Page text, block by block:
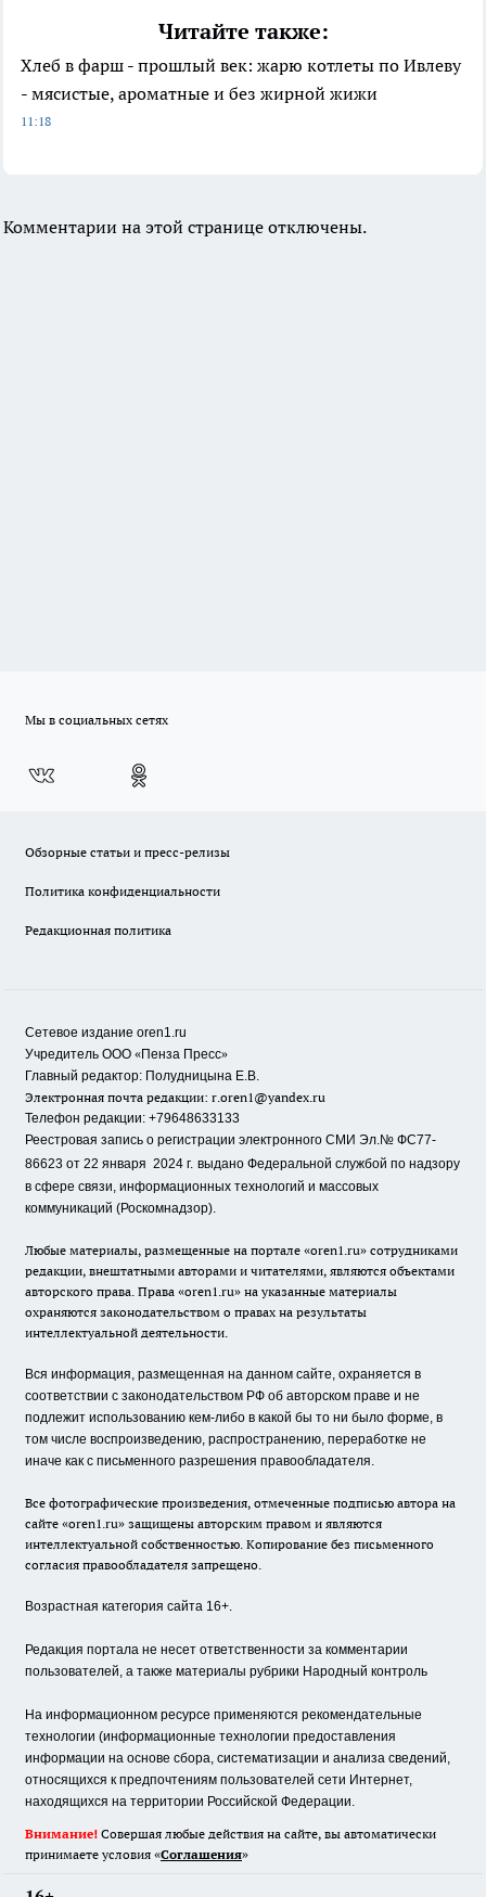
Читайте также:
Хлеб в фарш - прошлый век: жарю котлеты по Ивлеву
- мясистые, ароматные и без жирной жижи
11:18
Комментарии на этой странице отключены.
Мы в социальных сетях
Обзорные статьи и пресс-релизы
Политика конфиденциальности
Редакционная политика
Сетевое издание oren1.ru
Учредитель ООО «Пенза Пресс»
Главный редактор: Полудницына Е.В.
Электронная почта редакции: r.oren1@yandex.ru
Телефон редакции: +79648633133
Реестровая запись о регистрации электронного СМИ Эл.№ ФС77-
86623 от 22 января 2024 г. выдано Федеральной службой по надзору
в сфере связи, информационных технологий и массовых
коммуникаций (Роскомнадзор).
Любые материалы, размещенные на портале «oren1.ru» сотрудниками
редакции, внештатными авторами и читателями, являются объектами
авторского права. Права «oren1.ru» на указанные материалы
охраняются законодательством о правах на результаты
интеллектуальной деятельности.
Вся информация, размещенная на данном сайте, охраняется в
соответствии с законодательством РФ об авторском праве и не
подлежит использованию кем-либо в какой бы то ни было форме, в
том числе воспроизведению, распространению, переработке не
иначе как с письменного разрешения правообладателя.
Все фотографические произведения, отмеченные подписью автора на
сайте «oren1.ru» защищены авторским правом и являются
интеллектуальной собственностью. Копирование без письменного
согласия правообладателя запрещено.
Возрастная категория сайта 16+.
Редакция портала не несет ответственности за комментарии
пользователей, а также материалы рубрики Народный контроль
На информационном ресурсе применяются рекомендательные
технологии (информационные технологии предоставления
информации на основе сбора, систематизации и анализа сведений,
относящихся к предпочтениям пользователей сети Интернет,
находящихся на территории Российской Федерации.
Внимание! Совершая любые действия на сайте, вы автоматически
принимаете условия «Cоглашения»